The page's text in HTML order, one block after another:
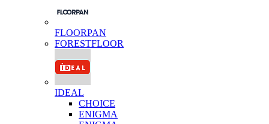
FLOORPAN
FORESTFLOOR
IDEAL
CHOICE
ENIGMA